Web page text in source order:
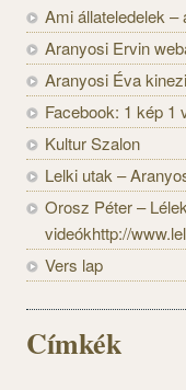
Ami állateledelek
Aranyosi Ervin
Aranyosi Éva
Facebook: 1 kép 1
Kultur Szalon
Lelki utak –
Orosz Péter –
videókhttp://
Vers lap
Címkék